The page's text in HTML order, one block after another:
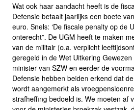
Wat ook haar aandacht heeft is de
Defensie betaalt jaarlijks een boete
euro. Snels: ‘De fiscale penalty op de
onterecht”. De UGM heeft te maken
van de militair (o.a. verplicht
geregeld in de Wet Uitkering
minister van SZW en eerder de
Defensie hebben beiden erkend dat
wordt aangemerkt als
strafheffing bedoeld is. We moeten af